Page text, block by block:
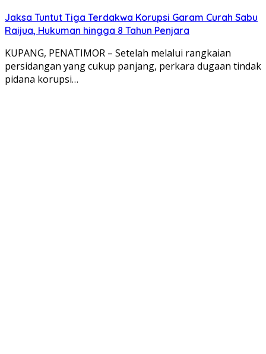
Jaksa Tuntut Tiga Terdakwa Korupsi Garam Curah Sabu
Raijua, Hukuman hingga 8 Tahun Penjara
KUPANG, PENATIMOR – Setelah melalui rangkaian
persidangan yang cukup panjang, perkara dugaan tindak
pidana korupsi…